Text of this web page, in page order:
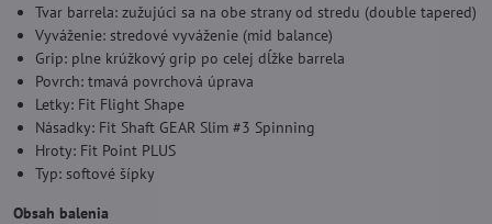
Tvar barrela: zužujúci sa na obe strany od stredu (double tapered)
Vyváženie: stredové vyváženie (mid balance)
Grip: plne krúžkový grip po celej dĺžke barrela
Povrch: tmavá povrchová úprava
Letky: Fit Flight Shape
Násadky: Fit Shaft GEAR Slim #3 Spinning
Hroty: Fit Point PLUS
Typ: softové šípky
Obsah balenia